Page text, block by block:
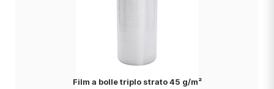
Film a bolle triplo strato 45 g/m²